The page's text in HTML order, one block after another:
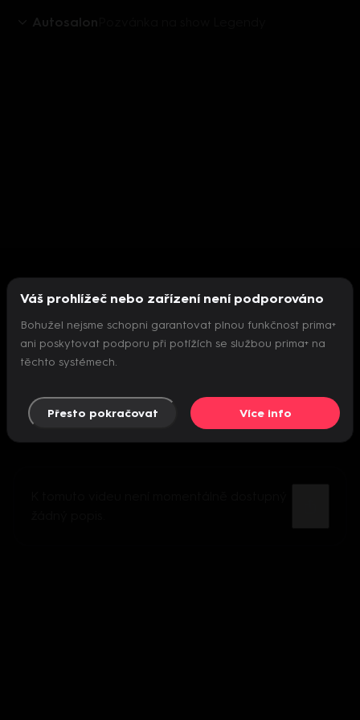
Autosalon
Nepodařilo se inicializovat přehrávač
Váš prohlížeč nebo zařízení není podporováno
Bohužel nejsme schopni garantovat plnou funkčnost prima+
ani poskytovat podporu při potížích se službou prima+ na
těchto systémech.
Přesto pokračovat Více info